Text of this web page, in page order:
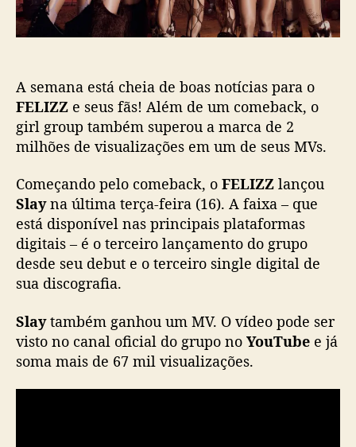
ç
ã
a
“
a
y
e
c
m
e
m
o
r
2
m
l
A semana está cheia de boas notícias para o
FELIZZ e seus fãs! Além de um comeback, o
girl group também superou a marca de 2
milhões de visualizações em um de seus MVs.
Começando pelo comeback, o FELIZZ lançou
Slayna última terça-feira (16). A faixa – que
está disponível nas principais plataformas
digitais – é o terceiro lançamento do grupo
desde seu debut e o terceiro single digital de
sua discografia.
Slaytambém ganhou um MV. O vídeo pode ser
visto no canal oficial do grupo no YouTube e já
soma mais de 67 mil visualizações.